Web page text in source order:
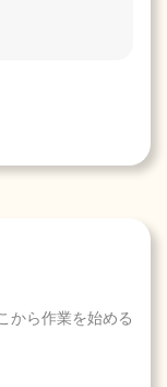
から作業を始める